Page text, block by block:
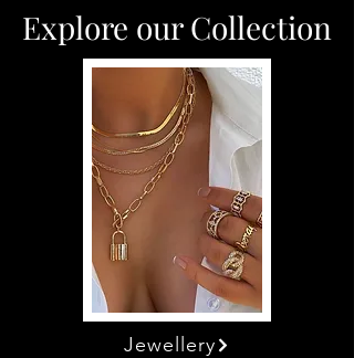
Explore our Collection
Jewellery